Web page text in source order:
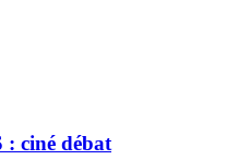
ciné débat